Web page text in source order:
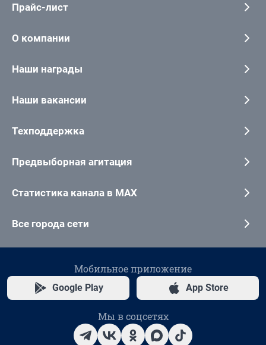
Прайс-лист
О компании
Наши награды
Наши вакансии
Техподдержка
Предвыборная агитация
Статистика канала в MAX
Все города сети
Мобильное приложение
Google Play App Store
Мы в соцсетях